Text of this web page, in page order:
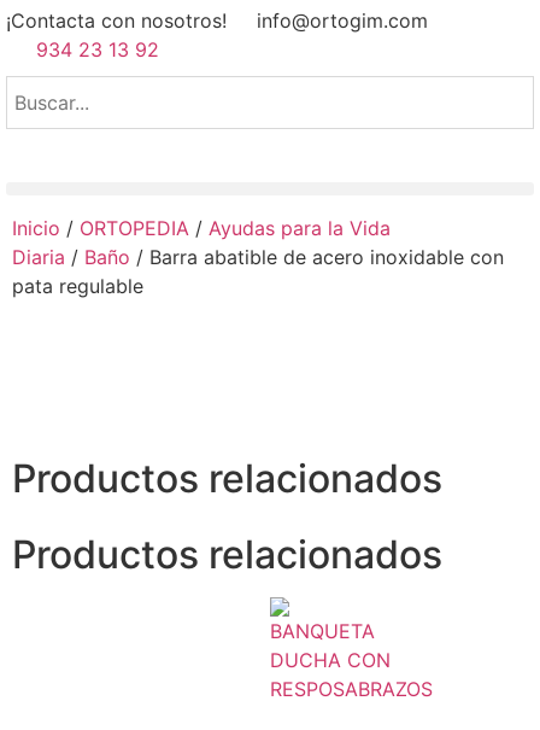
¡Contacta con nosotros!
info@ortogim.com
934 23 13 92
Inicio / ORTOPEDIA / Ayudas para la Vida
Diaria / Baño / Barra abatible de acero inoxidable con
pata regulable
Productos relacionados
Productos relacionados